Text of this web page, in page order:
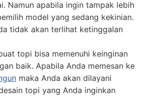
Namun apabila ingin tampak lebih
model yang sedang kekinian.
tidak akan terlihat ketinggalan
topi bisa memenuhi keinginan
baik. Apabila Anda memesan ke
maka Anda akan dilayani
topi yang Anda inginkan